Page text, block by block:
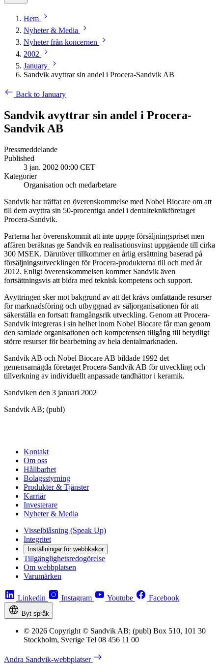
Hem
Nyheter & Media
Nyheter från koncernen
2002
January
Sandvik avyttrar sin andel i Procera-Sandvik AB
Back to January
Sandvik avyttrar sin andel i Procera-
Sandvik AB
Pressmeddelande
Published
3 jan. 2002 00:00 CET
Kategorier
Organisation och medarbetare
Sandvik har träffat en överenskommelse med Nobel Biocare om att
till dem avyttra sin 50-procentiga andel i dentalteknikföretaget
Procera-Sandvik.
Parterna har överenskommit att inte uppge försäljningspriset men
affären beräknas ge Sandvik en realisationsvinst uppgående till cirka
300 MSEK. Därutöver tillkommer en årlig ersättning baserad på
försäljningsutvecklingen för Procera-produkterna till och med år
2012. Enligt överenskommelsen kommer Sandvik även
fortsättningsvis att bidra med teknisk kompetens och support.
Avyttringen sker mot bakgrund av att det krävs omfattande resurser
för marknadsföring och utbyggnad av säljorganisationen för att
säkerställa en fortsatt framgångsrik utveckling. Genom att Procera-
Sandvik integreras i sin helhet inom Nobel Biocare får man genom
den samlade organisationen och kompetensen tillgång till betydligt
större resurser för bearbetning av hela dentalmarknaden.
Sandvik AB och Nobel Biocare AB bildade 1992 det
gemensamägda företaget Procera-Sandvik AB för utveckling och
tillverkning av individuellt anpassade tandhättor i keramik.
Sandviken den 3 januari 2002
Sandvik AB; (publ)
Kontakt
Om oss
Hållbarhet
Bolagsstyrning
Produkter & Tjänster
Karriär
Investerare
Nyheter & Media
Visselblåsning (Speak Up)
Integritet
Inställningar för webbkakor
Tillgänglighetsredogörelse
Om webbplatsen
Varumärken
Linkedin Instagram Youtube Facebook
Byt språk
© 2026 Copyright © Sandvik AB; (publ) Box 510, 101 30
Stockholm, Sverige Tel 08 456 11 00
Andra Sandvik-webbplatser